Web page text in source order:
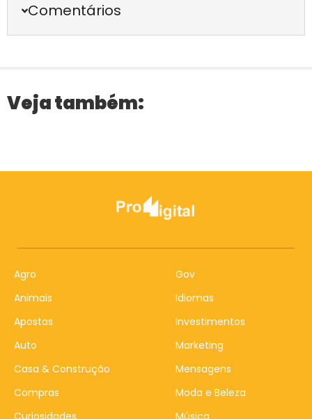
Comentários
Veja também:
Agro
Animais
Apostas
Auto
Casa & Construção
Compras
Gov
Idiomas
Investimentos
Marketing
Mensagens
Moda e Beleza